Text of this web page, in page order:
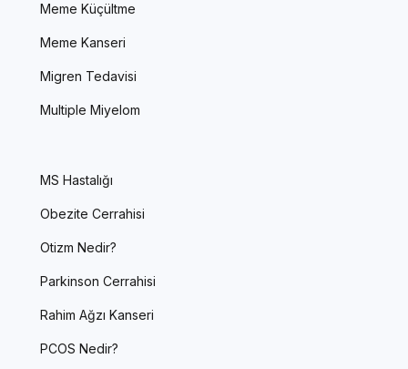
Meme Küçültme
Meme Kanseri
Migren Tedavisi
Multiple Miyelom
MS Hastalığı
Obezite Cerrahisi
Otizm Nedir?
Parkinson Cerrahisi
Rahim Ağzı Kanseri
PCOS Nedir?